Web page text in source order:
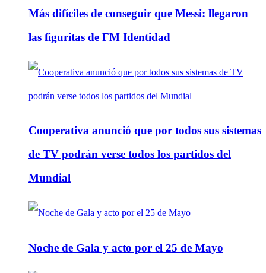
Más difíciles de conseguir que Messi: llegaron
las figuritas de FM Identidad
Cooperativa anunció que por todos sus sistemas
de TV podrán verse todos los partidos del
Mundial
Noche de Gala y acto por el 25 de Mayo